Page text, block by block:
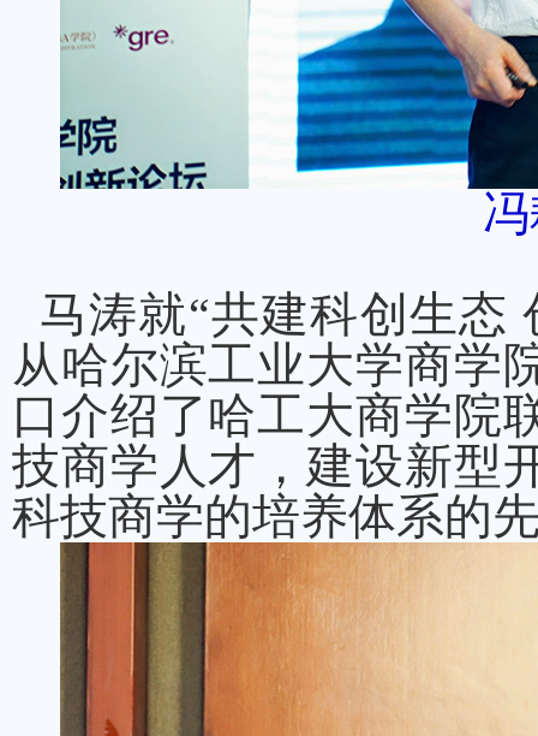
马涛就“共建科创生态
从哈尔滨工业大学商学
口介绍了哈工大商学院
技商学人才，建设新型
科技商学的培养体系的